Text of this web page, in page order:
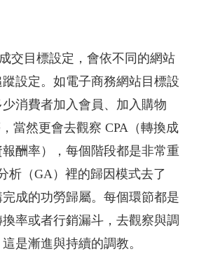
目標設定，會依不同的網站
設定。如電子商務網站目標設
消費者加入會員、加入購物
當然更會去觀察 CPA（轉換成
酬率），每個階段都是非常重
析（GA）裡的歸因模式去了
成的功勞歸屬。每個環節都是
率或者行銷漏斗，去觀察與調
是漸進與持續的調教。